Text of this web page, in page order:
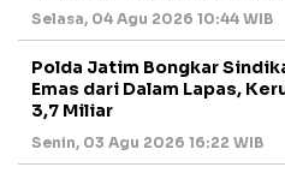
Selasa, 04 Agu 2026 10:44 WIB
Polda Jatim Bongkar
Emas dari Dalam Lapas,
3,7 Miliar
Senin, 03 Agu 2026 16:22 WIB